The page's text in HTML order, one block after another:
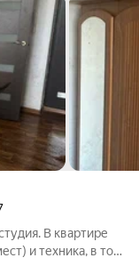
В квартире
и техника, в том